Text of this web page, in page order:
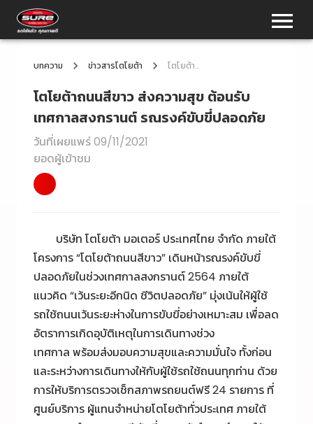
บทความ ข่าวสารโตโยต้า โตโยต้าถนนสีขาว ส่งความสุข ต้อนรับเทศกาลสงกรานต์ รณรงค์ขับขี่ปลอดภัย
โตโยต้าถนนสีขาว ส่งความสุข ต้อนรับ
เทศกาลสงกรานต์ รณรงค์ขับขี่ปลอดภัย
วันที่เผยแพร่09/11/2021
ยอดผู้เข้าชม
บริษัท โตโยต้า มอเตอร์ ประเทศไทย จำกัด ภายใต้
โครงการ “โตโยต้าถนนสีขาว” เดินหน้ารณรงค์ขับขี่
ปลอดภัยในช่วงเทศกาลสงกรานต์ 2564 ภายใต้
แนวคิด “เว้นระยะอีกนิด ชีวิตปลอดภัย” มุ่งเน้นให้ผู้ใช้
รถใช้ถนนเว้นระยะห่างในการขับขี่อย่างเหมาะสม เพื่อลด
อัตราการเกิดอุบัติเหตุในการเดินทางช่วง
เทศกาล พร้อมส่งมอบความสุขและความมั่นใจ ทั้งก่อน
และระหว่างการเดินทางให้กับผู้ใช้รถใช้ถนนทุกท่าน ด้วย
การให้บริการตรวจเช็กสภาพรถยนต์ฟรี 24 รายการ ที่
ศูนย์บริการ ผู้แทนจำหน่ายโตโยต้าทั่วประเทศ ภายใต้